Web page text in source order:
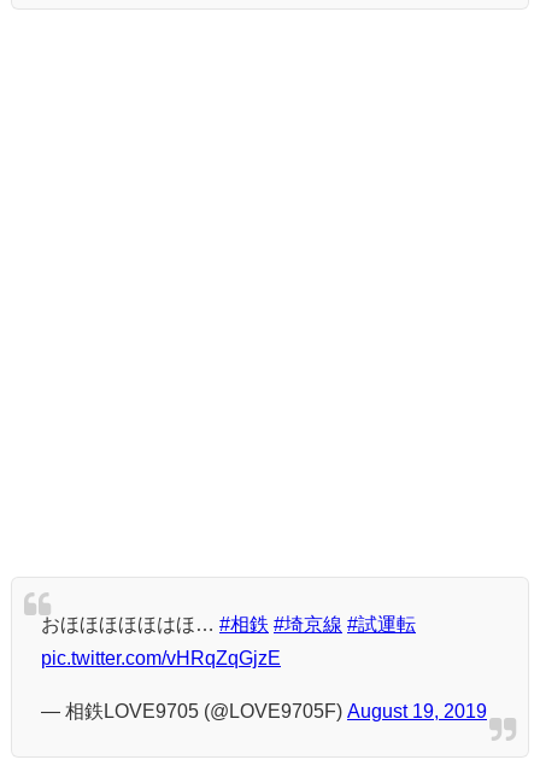
おほほほほほはほ… #相鉄 #埼京線 #試運転
pic.twitter.com/vHRqZqGjzE
— 相鉄LOVE9705 (@LOVE9705F) August 19, 2019